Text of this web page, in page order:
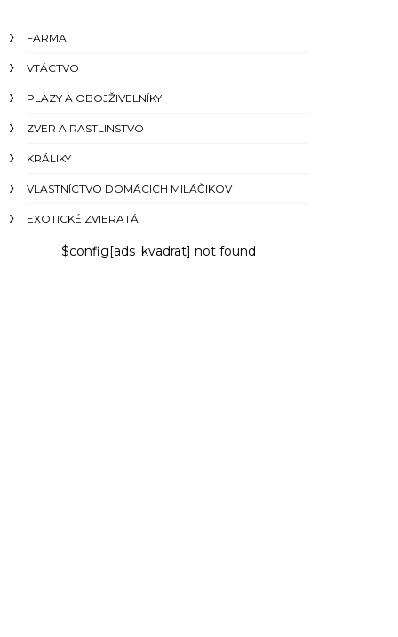
FARMA
VTÁCTVO
PLAZY A OBOJŽIVELNÍKY
ZVER A RASTLINSTVO
KRÁLIKY
VLASTNÍCTVO DOMÁCICH MILÁČIKOV
EXOTICKÉ ZVIERATÁ
$config[ads_kvadrat] not found